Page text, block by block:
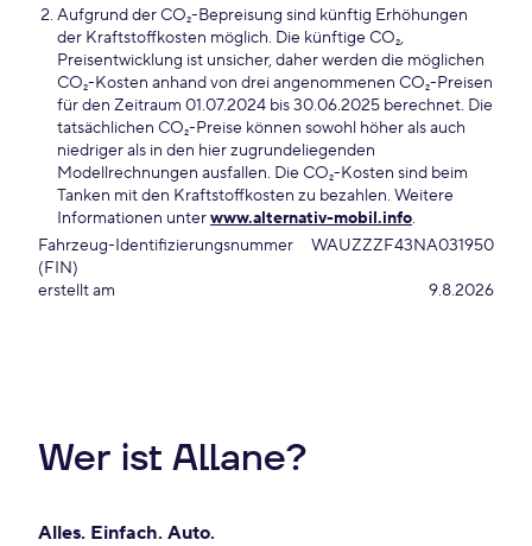
Aufgrund der CO₂-Bepreisung sind künftig Erhöhungen
der Kraftstoffkosten möglich. Die künftige CO₂,
Preisentwicklung ist unsicher, daher werden die möglichen
CO₂-Kosten anhand von drei angenommenen CO₂-Preisen
für den Zeitraum 01.07.2024 bis 30.06.2025 berechnet. Die
tatsächlichen CO₂-Preise können sowohl höher als auch
niedriger als in den hier zugrundeliegenden
Modellrechnungen ausfallen. Die CO₂-Kosten sind beim
Tanken mit den Kraftstoffkosten zu bezahlen. Weitere
Informationen unterwww.alternativ-mobil.info.
Fahrzeug-Identifizierungsnummer
(FIN)
WAUZZZF43NA031950
erstellt am 9.8.2026
Wer ist Allane?
Alles. Einfach. Auto.